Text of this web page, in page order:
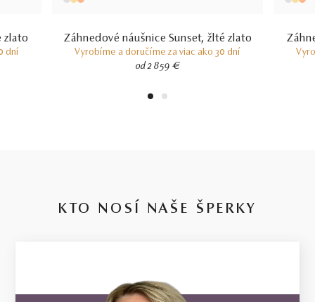
uvedenej hmotnosti líšiť o 20%.
zlato
dní
Záhnedové náušnice Sunset, žlté zlato
Vyrobíme a doručíme za viac ako 30 dní
od 2 859 €
1 2
KTO NOSÍ NAŠE ŠPERKY